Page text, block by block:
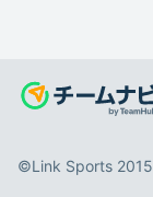
©️Link Sports 2015